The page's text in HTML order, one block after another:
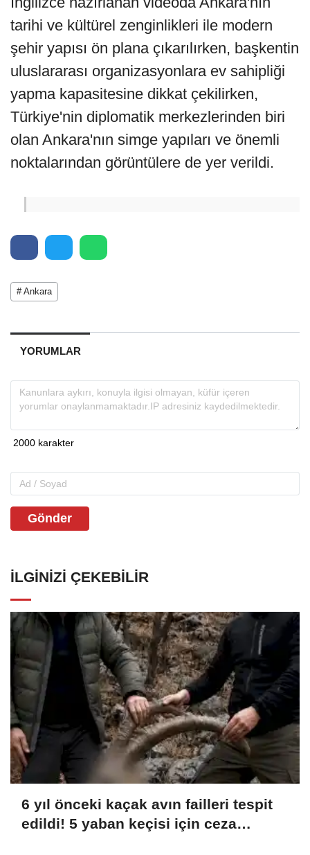
tarihi ve kültürel zenginlikleri ile modern
şehir yapısı ön plana çıkarılırken, başkentin
uluslararası organizasyonlara ev sahipliği
yapma kapasitesine dikkat çekilirken,
Türkiye'nin diplomatik merkezlerinden biri
olan Ankara'nın simge yapıları ve önemli
noktalarından görüntülere de yer verildi.
# Ankara
YORUMLAR
Gönder
İLGINIZI ÇEKEBILIR
6 yıl önceki kaçak avın failleri tespit
edildi! 5 yaban keçisi için ceza